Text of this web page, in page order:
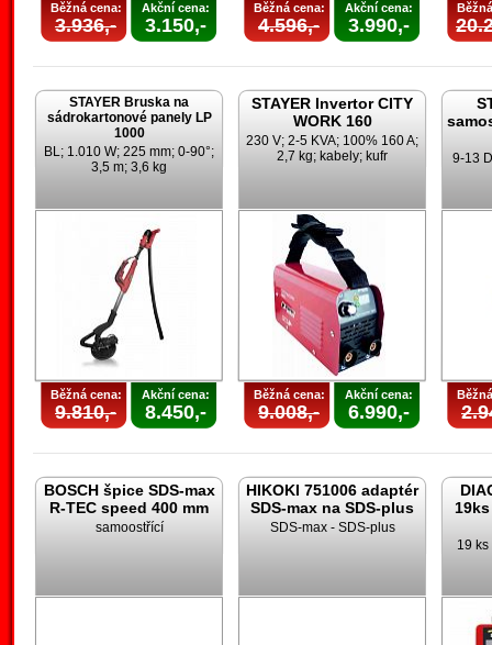
Běžná cena:
3.936,-
Akční cena:
3.150,-
Běžná cena:
4.596,-
Akční cena:
3.990,-
STAYER Bruska na
sádrokartonové panely LP
1000
BL; 1.010 W; 225 mm; 0-90°;
3,5 m; 3,6 kg
Běžná cena:
9.810,-
Akční cena:
8.450,-
STAYER Invertor CITY
WORK 160
230 V; 2-5 KVA; 100% 160 A;
2,7 kg; kabely; kufr
Běžná cena:
9.008,-
Akční cena:
6.990,-
9-13
BOSCH špice SDS-max
R-TEC speed 400 mm
samoostřící
HIKOKI 751006 adaptér
SDS-max na SDS-plus
SDS-max - SDS-plus
19 ks